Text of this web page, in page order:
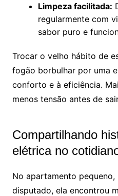
Limpeza facilitada:
regularmente com
sabor puro e
Trocar o velho hábito de
fogão borbulhar por uma
conforto e à eficiência.
menos tensão antes de
Compartilhando
elétrica no
No apartamento
disputado, ela encontrou